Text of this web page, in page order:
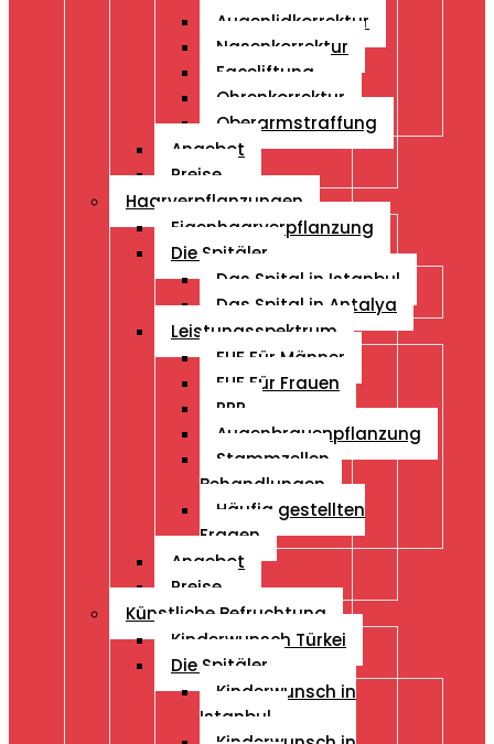
Augenlidkorrektur
Nasenkorrektur
Faceliftung
Ohrenkorrektur
Oberarmstraffung
Angebot
Preise
Haarverpflanzungen
Eigenhaarverpflanzung
Die Spitäler
Das Spital in Istanbul
Das Spital in Antalya
Leistungsspektrum
FUE Für Männer
FUE Für Frauen
PRP
Augenbrauenpflanzung
Stammzellen
Behandlungen
Häufig gestellten
Fragen
Angebot
Preise
Künstliche Befruchtung
Kinderwunsch Türkei
Die Spitäler
Kinderwunsch in
Istanbul